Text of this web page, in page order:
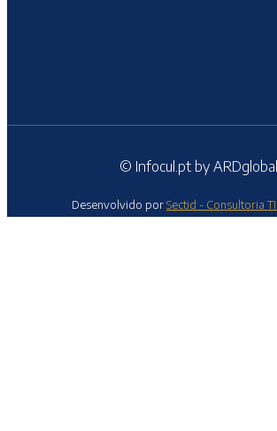
© Infocul.pt by ARDglobal
Desenvolvido porSectid - Consultoria